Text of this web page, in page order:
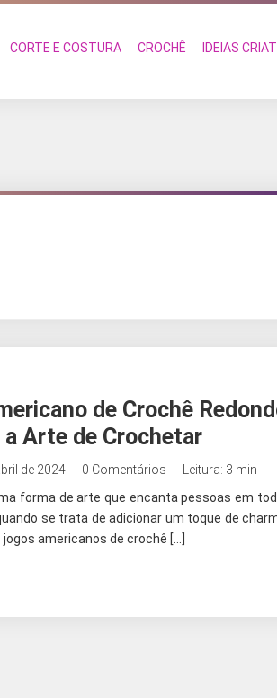
CORTE E COSTURA CROCHÊ IDEIAS
de Crochê
a Arte de Crochetar
de 2024 0 Comentários
Leitura: 3 min
forma de arte que encanta pessoas em
se trata de adicionar um toque de
americanos de crochê […]